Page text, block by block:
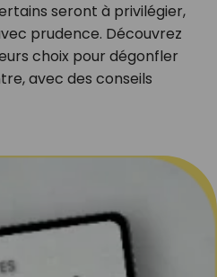
seront à privilégier,
prudence. Découvrez
choix pour dégonfler
avec des conseils